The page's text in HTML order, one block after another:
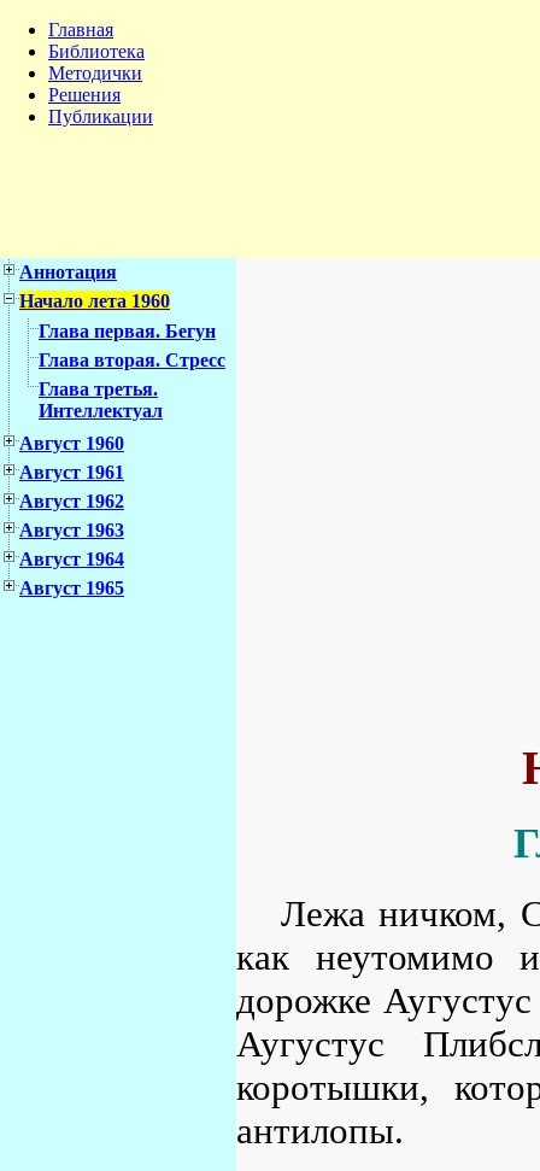
Главная
Библиотека
Методички
Решения
Публикации
Аннотация
Начало лета 1960
Глава первая. Бегун
Глава вторая. Стресс
Глава третья.
Интеллектуал
Август 1960
Август 1961
Август 1962
Август 1963
Август 1964
Август 1965
Лежа ничком,
как неутомимо
дорожке
Аугустус
коротышки,
антилопы.